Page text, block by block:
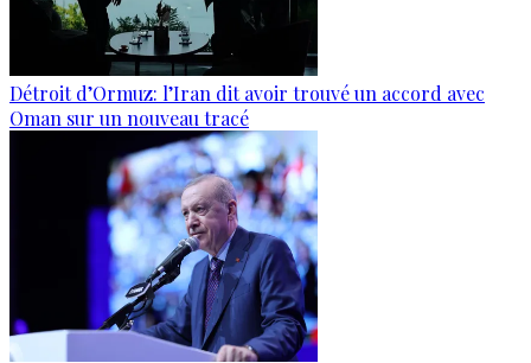
Détroit d’Ormuz: l’Iran dit avoir trouvé un accord avec
Oman sur un nouveau tracé